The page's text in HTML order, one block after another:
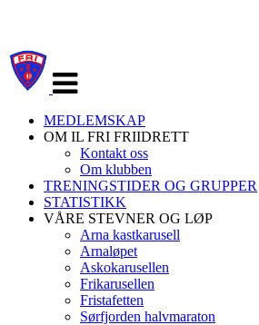
navigasjon
MEDLEMSKAP
OM IL FRI FRIIDRETT
Kontakt oss
Om klubben
TRENINGSTIDER OG GRUPPER
STATISTIKK
VÅRE STEVNER OG LØP
Arna kastkarusell
Arnaløpet
Askokarusellen
Frikarusellen
Fristafetten
Sørfjorden halvmaraton